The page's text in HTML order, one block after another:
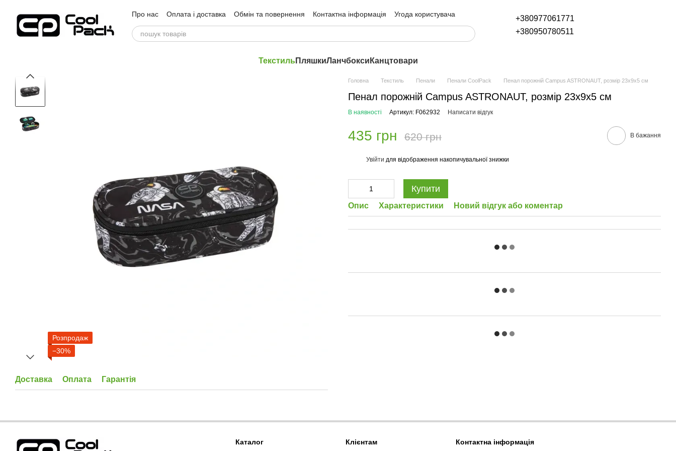
Про нас Оплата і доставка Обмін та повернення Контактна інформація
Угода користувача
Відгуки про магазин
+380977061771
+380950780511
ТекстильПляшкиЛанчбокси Канцтовари
Розпродаж
−30%
Доставка Оплата Гарантія
Головна Текстиль Пенали Пенали CoolPack Пенал порожній Campus ASTRONAUT, розмір 23x9x5 см
Пенал порожній Campus ASTRONAUT, розмір 23x9x5 см
В наявності Артикул: F062932 Написати відгук
435 грн 620 грн В бажання
Увійти для відображення накопичувальної знижки
Купити
Опис Характеристики Новий відгук або коментар
Каталог Клієнтам Контактна інформація